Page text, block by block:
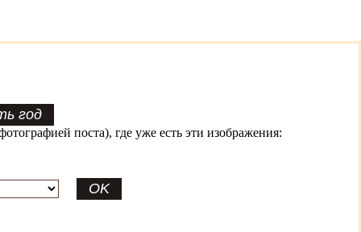
поста), где уже есть эти изображения: